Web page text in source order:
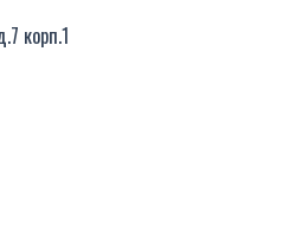
корп.1